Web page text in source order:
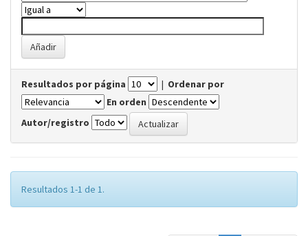
Resultados por página | Ordenar por
En orden
Autor/registro
Resultados 1-1 de 1.